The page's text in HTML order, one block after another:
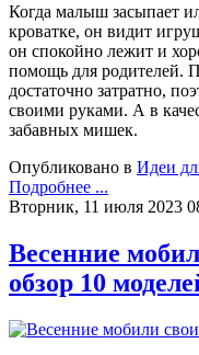
Когда малыш засыпает
кроватке, он видит
он спокойно лежит и
помощь для родителей.
достаточно затратно,
своими руками. А в
забавных мишек.
Опубликовано в Идеи
Подробнее ...
Вторник, 11 июля 2023
Весенние
обзор 10